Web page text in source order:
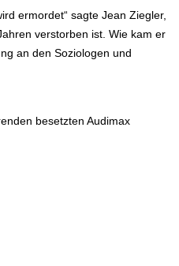
ermordet“ sagte Jean Ziegler,
verstorben ist. Wie kam er
an den Soziologen und
besetzten Audimax